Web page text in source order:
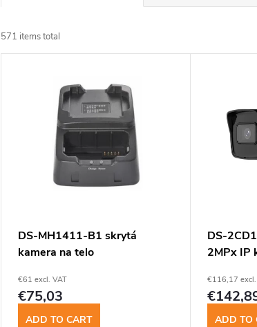
r
o
571 items total
DS-MH1411-B1 skrytá
kamera na telo
€61 excl. VAT
€75,03
ADD TO CART
DS-
2MPx IP
€116,17 excl.
ADD TO